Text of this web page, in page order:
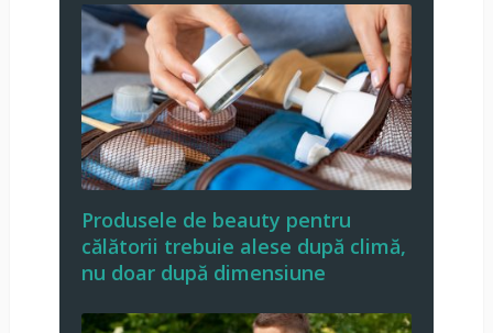
Produsele de beauty pentru
călătorii trebuie alese după climă,
nu doar după dimensiune